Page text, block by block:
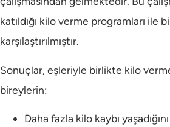
katıldığı kilo verme programları ile
karşılaştırılmıştır.
Sonuçlar, eşleriyle birlikte kilo
bireylerin:
Daha fazla kilo kaybı yaşadığını